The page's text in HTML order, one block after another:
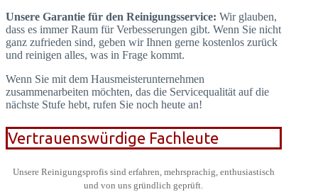
Unsere Garantie für den Reinigungsservice: Wir glauben,
dass es immer Raum für Verbesserungen gibt. Wenn Sie nicht
ganz zufrieden sind, geben wir Ihnen gerne kostenlos zurück
und reinigen alles, was in Frage kommt.
Wenn Sie mit dem Hausmeisterunternehmen
zusammenarbeiten möchten, das die Servicequalität auf die
nächste Stufe hebt, rufen Sie noch heute an!
Vertrauenswürdige Fachleute
Unsere Reinigungsprofis sind erfahren, mehrsprachig, enthusiastisch
und von uns gründlich geprüft.